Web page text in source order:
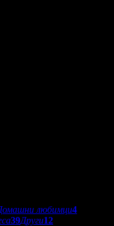
любимци4
39Други12